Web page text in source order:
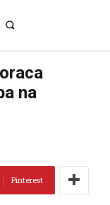
na
Pinterest